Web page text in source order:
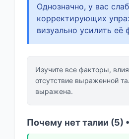
Однозначно, у вас
корректирующих
визуально усилить её
Изучите все факторы,
отсутствие выраженной
выражена.
Почему нет талии (5)